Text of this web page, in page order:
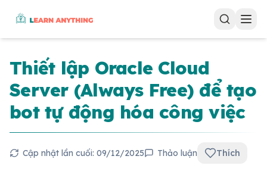
Thiết lập Oracle Cloud
Server (Always Free) để tạo
bot tự động hóa công việc
Cập nhật lần cuối: 09/12/2025 Thảo luận Thích